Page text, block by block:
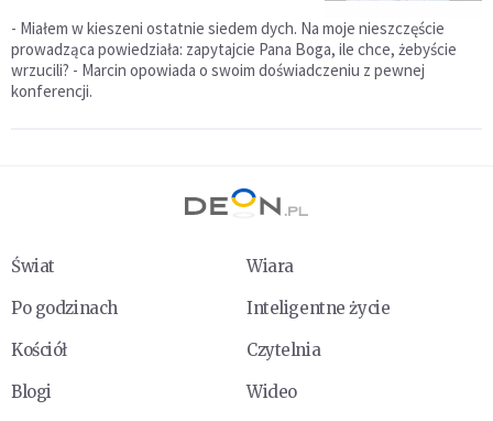
- Miałem w kieszeni ostatnie siedem dych. Na moje nieszczęście
prowadząca powiedziała: zapytajcie Pana Boga, ile chce, żebyście
wrzucili? - Marcin opowiada o swoim doświadczeniu z pewnej
konferencji.
Świat
Wiara
Po godzinach
Inteligentne życie
Kościół
Czytelnia
Blogi
Wideo